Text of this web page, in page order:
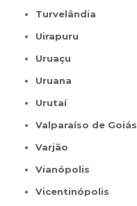
Turvelândia
Uirapuru
Uruaçu
Uruana
Urutaí
Valparaíso de Goiás
Varjão
Vianópolis
Vicentinópolis